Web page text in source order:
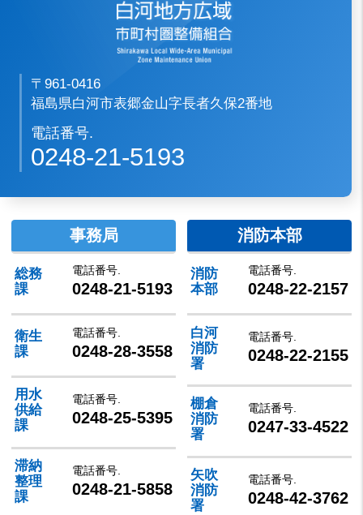
〒961-0416
福島県白河市表郷金山字長者久保2番地
電話番号.
0248-21-5193
事務局
総務
課
電話番号.
0248-21-5193
衛生
課
電話番号.
0248-28-3558
用水
供給
課
電話番号.
0248-25-5395
滞納
整理
課
電話番号.
0248-21-5858
消防本部
消防
本部
電話番号.
0248-22-2157
白河
消防
署
電話番号.
0248-22-2155
棚倉
消防
署
電話番号.
0247-33-4522
矢吹
消防
署
電話番号.
0248-42-3762